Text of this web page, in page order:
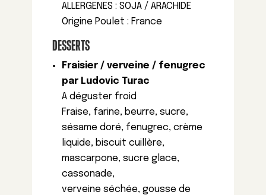
ALLERGENES : SOJA / ARACHIDE
Origine Poulet : France
DESSERTS
Fraisier / verveine / fenugrec
par Ludovic Turac
A déguster froid
Fraise, farine, beurre, sucre,
sésame doré, fenugrec, crème
liquide, biscuit cuillère,
mascarpone, sucre glace,
cassonade,
verveine séchée, gousse de